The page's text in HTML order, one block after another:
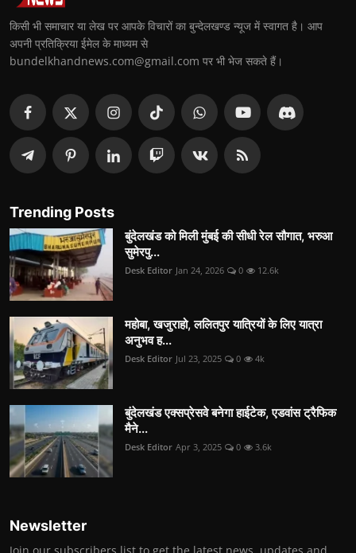
किसी भी समाचार या लेख पर आपके विचारों का बुन्देलखण्ड न्यूज में स्वागत है। आप
अपनी प्रतिक्रिया ईमेल के माध्यम से
bundelkhandnews.com@gmail.com पर भी भेज सकते हैं।
Trending Posts
बुंदेलखंड को मिली मुंबई की सीधी रेल सौगात, भरुआ
सुमेरपु...
Desk Editor Jan 24, 2026 0 12.6k
महोबा, खजुराहो, ललितपुर यात्रियों के लिए यात्रा
अनुभव ह...
Desk Editor Jul 23, 2025 0 4k
बुंदेलखंड एक्सप्रेसवे बनेगा हाईटेक, एडवांस ट्रैफिक
मैने...
Desk Editor Apr 3, 2025 0 3.6k
Newsletter